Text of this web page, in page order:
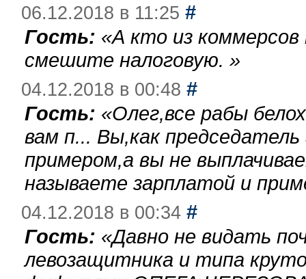
06.12.2018 в 11:25 #
Гость: «А кто из
смешите налоговую. »
04.12.2018 в 00:48 #
Гость: «Олег,все рабы
вам п... Вы,как
примером,а вы не
называете зарплатой и
04.12.2018 в 00:34 #
Гость: «Давно не видать
левозащитника и типа